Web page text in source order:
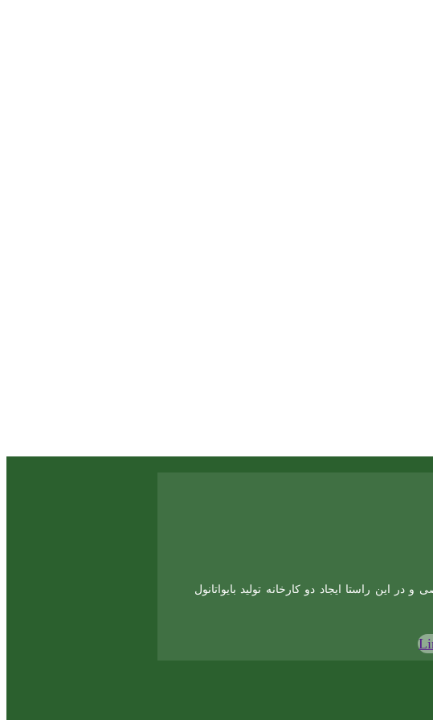
راستا ایجاد دو کارخانه تولید بایواتانول